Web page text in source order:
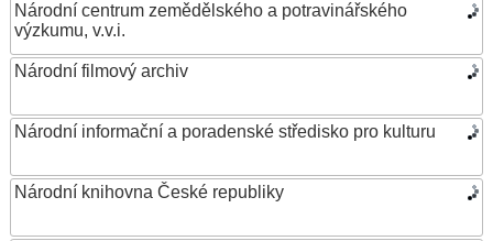
Národní centrum zemědělského a potravinářského
výzkumu, v.v.i.
Národní filmový archiv
Národní informační a poradenské středisko pro kulturu
Národní knihovna České republiky